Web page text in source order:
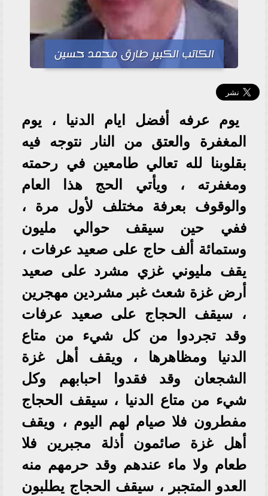
الكاتب الكبير طارق محمد حسين
يوم عرفه أفضل ايام الدنيا ، يوم
المغفرة والعتق من النار نتوجه فيه
بقلوبنا لله تعالي طامعين في رحمته
ومغفرته ، ويأتي الحج هذا العام
والوقوف بعرفة مختلف لأول مرة ،
ففي حين سيقف حوالي مليون
وستمائة ألف حاج على صعيد عرفات ،
يقف مليوني غزي مشرد على صعيد
أرض غزة شعث غبر مشردين مهجرين
، سيقف الحجاج على صعيد عرفات
وقد تجردوا من كل شيء من متاع
الدنيا ومظاهرها ، ويقف أهل غزة
الشجعان وقد فقدوا احبابهم وكل
شيء من متاع الدنيا ، سيقف الحجاج
مفطرون فلا صيام لهم اليوم ، ويقف
أهل غزة صائمون أذلة مجبرين فلا
طعام ولا ماء عندهم وقد حرمهم منه
العدو المتجبر ، سيقف الحجاج يطلبون